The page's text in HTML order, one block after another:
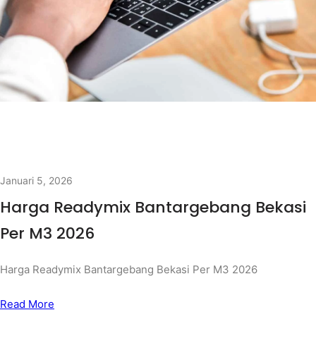
Januari 5, 2026
Harga Readymix Bantargebang Bekasi
Per M3 2026
Harga Readymix Bantargebang Bekasi Per M3 2026
Read More